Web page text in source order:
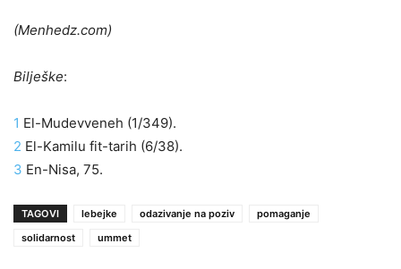
(Menhedz.com)
Bilješke:
1 El-Mudevveneh (1/349).
2 El-Kamilu fit-tarih (6/38).
3 En-Nisa, 75.
TAGOVI lebejke odazivanje na poziv
pomaganje
solidarnost
ummet